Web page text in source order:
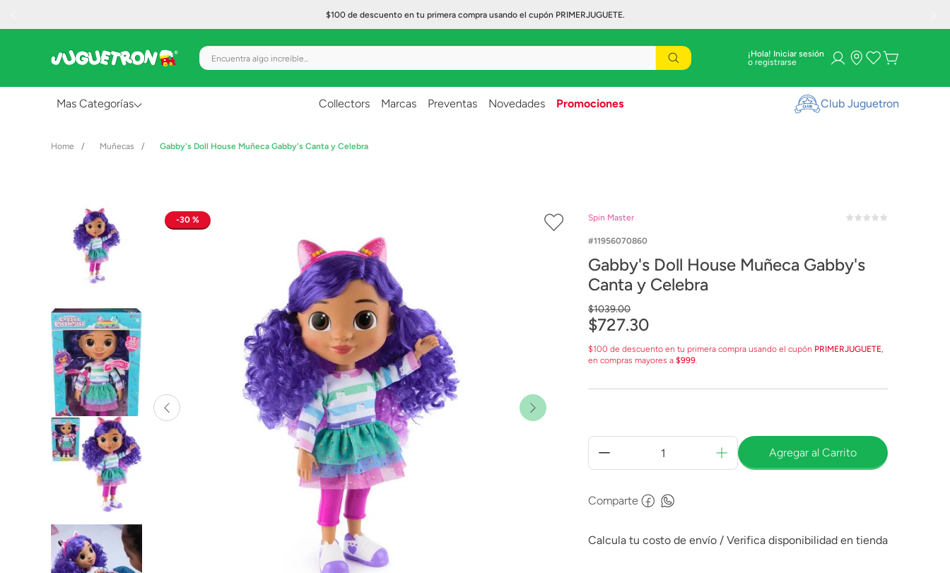
$100 de descuento en tu primera compra usando el cupón PRIMERJUGUETE.
Encuentra algo increíble... ¡Hola! Iniciar sesión
Mas Categorías
Creatividad y Arte
Figuras de Acción
Gadgets y Electrónicos
Lanzadores
Muñecas
Construcción
Peluches
Vehículos y Pistas
Collectors Marcas Preventas Novedades Promociones Club Juguetron
Muñecas Gabby's Doll House Muñeca Gabby's Canta y Celebra
30 % Spin Master
11956070860
Gabby's Doll House Muñeca Gabby's
Canta y Celebra
$1039.00
$727.30
$100 de descuento en tu primera compra usando el cupón PRIMERJUGUETE,
en compras mayores a $999.
Agregar al Carrito
Comparte